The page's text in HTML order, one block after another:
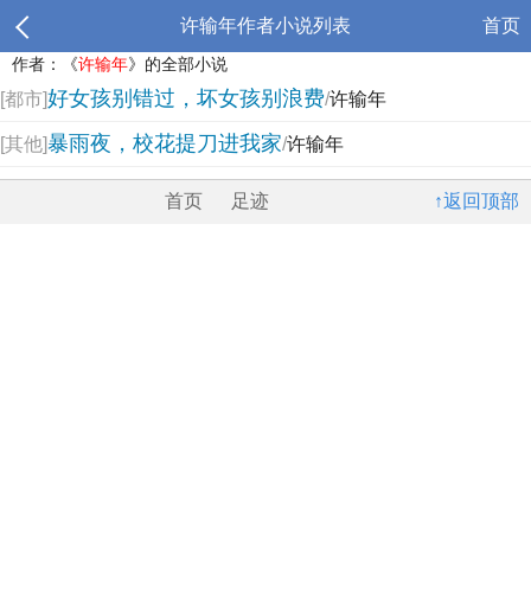
许输年作者小说列表 首页
作者：《许输年》的全部小说
[都市]好女孩别错过，坏女孩别浪费/许输年
[其他]暴雨夜，校花提刀进我家/许输年
↑返回顶部
首页 足迹